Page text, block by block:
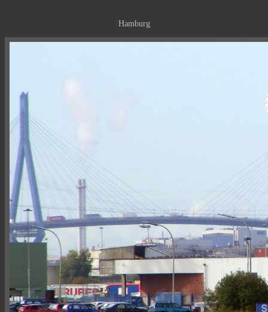
Hamburg